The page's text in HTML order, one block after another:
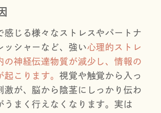
感じる様々なストレスやパートナ
ッシャーなど、強い心理的ストレ
の神経伝達物質が減少し、情報の
起こります。視覚や触覚から入っ
激が、脳から陰茎にしっかり伝わ
うまく行えなくなります。実は